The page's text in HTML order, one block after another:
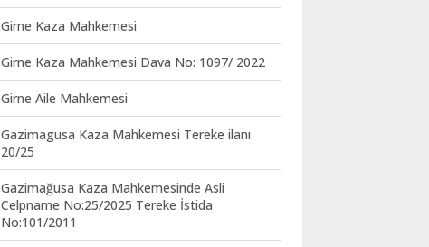
Girne Kaza Mahkemesi
Girne Kaza Mahkemesi Dava No: 1097/ 2022
Girne Aile Mahkemesi
Gazimagusa Kaza Mahkemesi Tereke ilanı
20/25
Gazimağusa Kaza Mahkemesinde Asli
Celpname No:25/2025 Tereke İstida
No:101/2011